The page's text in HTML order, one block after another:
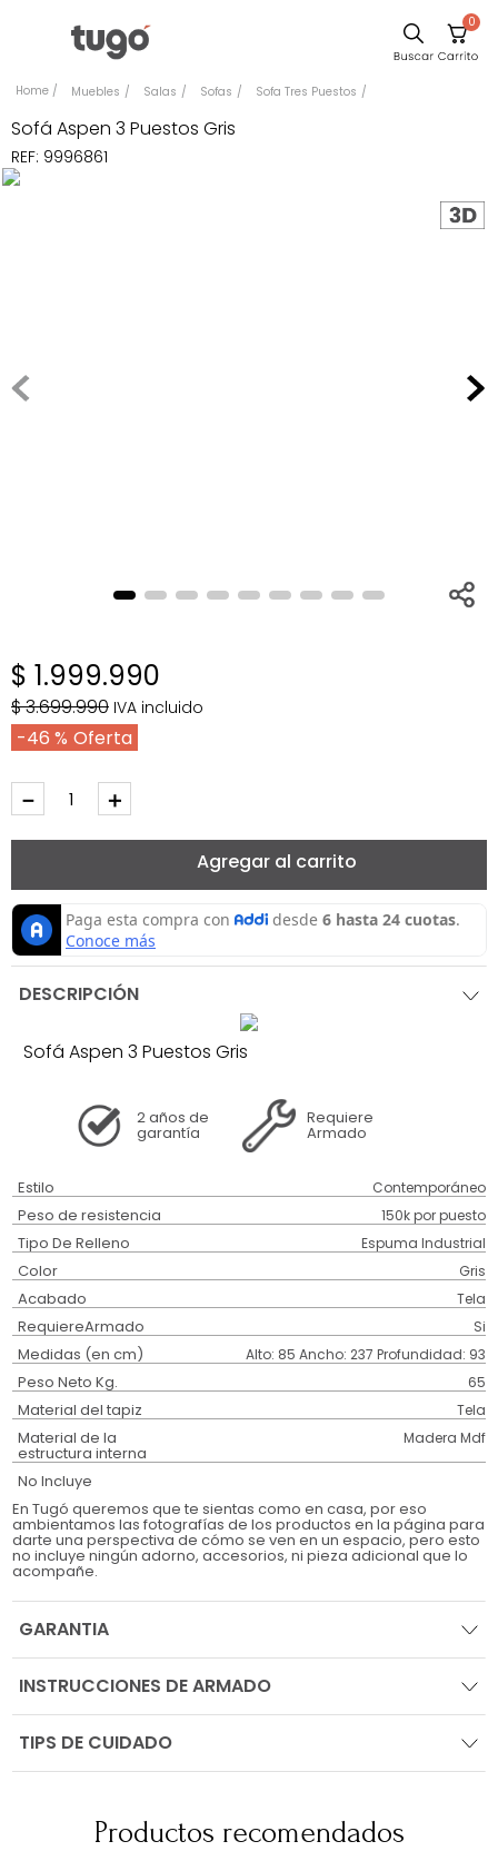
0
Muebles Salas Sofas Sofa Tres Puestos
Sofá Aspen 3 Puestos Gris
REF: 9996861
$ 1.999.990
$3.699.990 IVA incluido
46 %
＋
－
Agregar al carrito
DESCRIPCIÓN
Sofá Aspen 3 Puestos Gris
2 años de
garantía
Requiere
Armado
Estilo Contemporáneo
Peso de resistencia 150k por puesto
Tipo De Relleno Espuma Industrial
Color Gris
Acabado Tela
RequiereArmado Si
Medidas (en cm) Alto: 85 Ancho: 237 Profundidad: 93
Peso Neto Kg. 65
Material del tapiz Tela
Material de la
estructura interna
Madera Mdf
No Incluye
En Tugó queremos que te sientas como en casa, por eso
ambientamos las fotografías de los productos en la página para
darte una perspectiva de cómo se ven en un espacio, pero esto
no incluye ningún adorno, accesorios, ni pieza adicional que lo
acompañe.
GARANTIA
INSTRUCCIONES DE ARMADO
TIPS DE CUIDADO
Productos recomendados
Comedor
Escritorio